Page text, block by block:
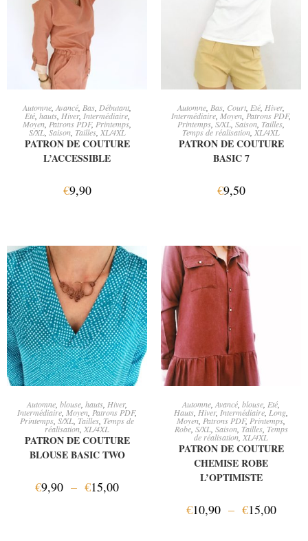
AJOUTER AU PANIER
Automne Avancé Bas Débutant
Eté, hauts, Hiver, Intermédiaire,
Moyen Patrons PDF, Printemps
S/XL, Saison, Tailles, XL/4XL
PATRON DE COUTURE
L’ACCESSIBLE
€9,90
AJOUTER AU PANIER
Automne Bas Court Eté Hiver,
Intermédiaire Moyen Patrons PDF,
Printemps S/XL, Saison Tailles
Temps de réalisation XL/4XL
PATRON DE COUTURE
BASIC 7
€9,50
CHOIX DES OPTIONS
Automne blouse hauts Hiver,
Intermédiaire Moyen Patrons PDF,
Printemps S/XL ,Tailles Temps de
réalisation XL/4XL
PATRON DE COUTURE
BLOUSE BASIC TWO
€9,90 – €15,00
CHOIX DES OPTIONS
Automne Avancé blouse Eté
Hauts Hiver, Intermédiaire Long
Moyen Patrons PDF, Printemps,
Robe, S/XL, Saison, Tailles, Temps
de réalisation XL/4XL
PATRON DE COUTURE
CHEMISE ROBE
L’OPTIMISTE
€10,90 – €15,00